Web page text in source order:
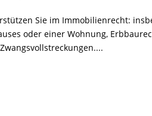
Sie im Immobilienrecht:
oder einer Wohnung,